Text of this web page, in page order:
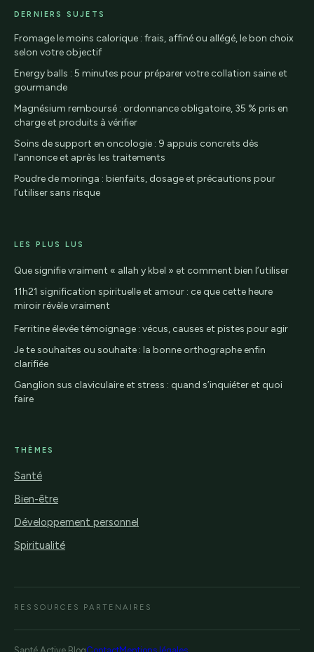
DERNIERS SUJETS
Fromage le moins calorique : frais, affiné ou allégé, le bon choix
selon votre objectif
Energy balls : 5 minutes pour préparer votre collation saine et
gourmande
Magnésium remboursé : ordonnance obligatoire, 35 % pris en
charge et produits à vérifier
Soins de support en oncologie : 9 appuis concrets dès
l'annonce et après les traitements
Poudre de moringa : bienfaits, dosage et précautions pour
l’utiliser sans risque
LES PLUS LUS
Que signifie vraiment « allah y kbel » et comment bien l’utiliser
11h21 signification spirituelle et amour : ce que cette heure
miroir révèle vraiment
Ferritine élevée témoignage : vécus, causes et pistes pour agir
Je te souhaites ou souhaite : la bonne orthographe enfin
clarifiée
Ganglion sus claviculaire et stress : quand s’inquiéter et quoi
faire
THÈMES
Santé
Bien-être
Développement personnel
Spiritualité
RESSOURCES PARTENAIRES